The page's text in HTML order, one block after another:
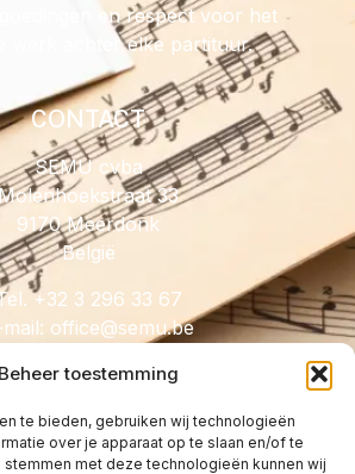
Beheer toestemming
te bieden, gebruiken wij technologieën
over je apparaat op te slaan en/of te
stemmen met deze technologieën kunnen wij
en respect voor het
werk achter elke partituur.
CONTACT
SEMU cvba
33
9170 Meerdonk
België
+32 3 296 33 67
mail:
eb.umes
@eciffo
HANDIG